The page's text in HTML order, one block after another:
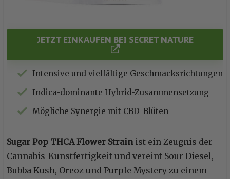
JETZT EINKAUFEN BEI SECRET NATURE
Intensive und vielfältige Geschmacksrichtungen
Indica-dominante Hybrid-Zusammensetzung
Mögliche Synergie mit CBD-Blüten
Sugar Pop THCA Flower Strainist ein Zeugnis der
Cannabis-Kunstfertigkeit und vereint Sour Diesel,
Bubba Kush, Oreoz und Purple Mystery zu einem